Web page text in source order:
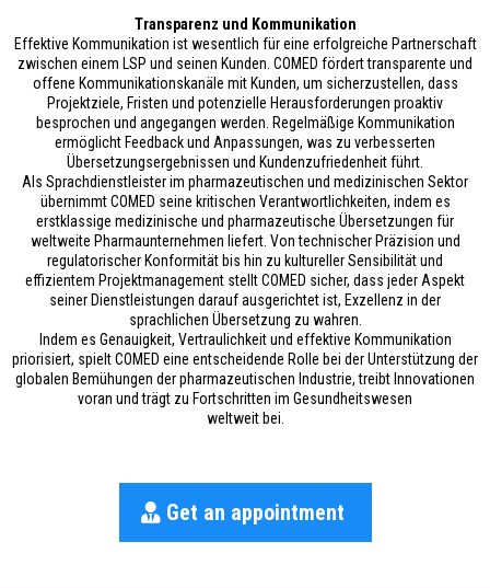
Transparenz und Kommunikation
Effektive Kommunikation ist wesentlich für eine erfolgreiche Partnerschaft
zwischen einem LSP und seinen Kunden. COMED fördert transparente und
offene Kommunikationskanäle mit Kunden, um sicherzustellen, dass
Projektziele, Fristen und potenzielle Herausforderungen proaktiv
besprochen und angegangen werden. Regelmäßige Kommunikation
ermöglicht Feedback und Anpassungen, was zu verbesserten
Übersetzungsergebnissen und Kundenzufriedenheit führt.
Als Sprachdienstleister im pharmazeutischen und medizinischen Sektor
übernimmt COMED seine kritischen Verantwortlichkeiten, indem es
erstklassige medizinische und pharmazeutische Übersetzungen für
weltweite Pharmaunternehmen liefert. Von technischer Präzision und
regulatorischer Konformität bis hin zu kultureller Sensibilität und
effizientem Projektmanagement stellt COMED sicher, dass jeder Aspekt
seiner Dienstleistungen darauf ausgerichtet ist, Exzellenz in der
sprachlichen Übersetzung zu wahren.
Indem es Genauigkeit, Vertraulichkeit und effektive Kommunikation
priorisiert, spielt COMED eine entscheidende Rolle bei der Unterstützung der
globalen Bemühungen der pharmazeutischen Industrie, treibt Innovationen
voran und trägt zu Fortschritten im Gesundheitswesen
weltweit bei.
Get an appointment